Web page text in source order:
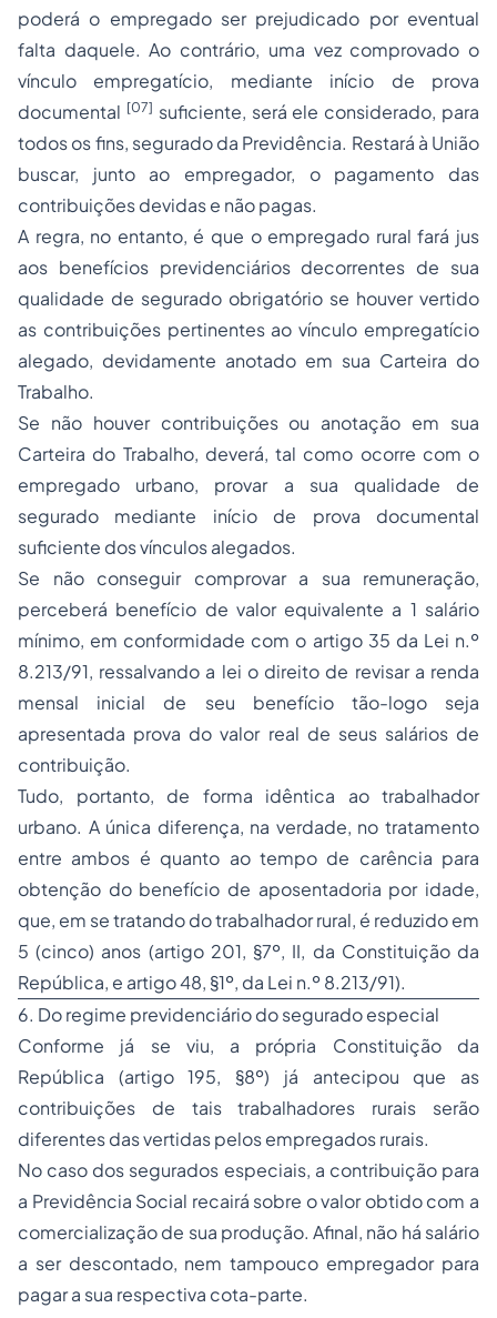
poderá o empregado ser prejudicado por eventual
falta daquele. Ao contrário, uma vez comprovado o
vínculo empregatício, mediante início de prova
documental [07] suficiente, será ele considerado, para
todos os fins, segurado da Previdência. Restará à União
buscar, junto ao empregador, o pagamento das
contribuições devidas e não pagas.
A regra, no entanto, é que o empregado rural fará jus
aos benefícios previdenciários decorrentes de sua
qualidade de segurado obrigatório se houver vertido
as contribuições pertinentes ao vínculo empregatício
alegado, devidamente anotado em sua Carteira do
Trabalho.
Se não houver contribuições ou anotação em sua
Carteira do Trabalho, deverá, tal como ocorre com o
empregado urbano, provar a sua qualidade de
segurado mediante início de prova documental
suficiente dos vínculos alegados.
Se não conseguir comprovar a sua remuneração,
perceberá benefício de valor equivalente a 1 salário
mínimo, em conformidade com o artigo 35 da Lei n.º
8.213/91, ressalvando a lei o direito de revisar a renda
mensal inicial de seu benefício tão-logo seja
apresentada prova do valor real de seus salários de
contribuição.
Tudo, portanto, de forma idêntica ao trabalhador
urbano. A única diferença, na verdade, no tratamento
entre ambos é quanto ao tempo de carência para
obtenção do benefício de aposentadoria por idade,
que, em se tratando do trabalhador rural, é reduzido em
5 (cinco) anos (artigo 201, §7º, II, da Constituição da
República, e artigo 48, §1º, da Lei n.º 8.213/91).
6. Do regime previdenciário do segurado especial
Conforme já se viu, a própria Constituição da
República (artigo 195, §8º) já antecipou que as
contribuições de tais trabalhadores rurais serão
diferentes das vertidas pelos empregados rurais.
No caso dos segurados especiais, a contribuição para
a Previdência Social recairá sobre o valor obtido com a
comercialização de sua produção. Afinal, não há salário
a ser descontado, nem tampouco empregador para
pagar a sua respectiva cota-parte.